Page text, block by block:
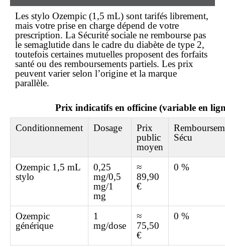
Les stylo Ozempic (1,5 mL) sont tarifés librement,
mais votre prise en charge dépend de votre
prescription. La Sécurité sociale ne rembourse pas
le semaglutide dans le cadre du diabète de type 2,
toutefois certaines mutuelles proposent des forfaits
santé ou des remboursements partiels. Les prix
peuvent varier selon l’origine et la marque
parallèle.
Prix indicatifs en officine (variable en
Conditionnement
Dosage
Prix
public
moyen
Sécu
Ozempic 1,5 mL
stylo
0,25
mg/0,5
mg/1
mg
≈
89,90
€
0 %
Ozempic
générique
1
mg/dose
≈
75,50
€
0 %